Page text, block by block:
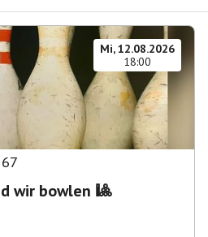
Mi, 12.08.2026
18:00
67
wir bowlen 🎱